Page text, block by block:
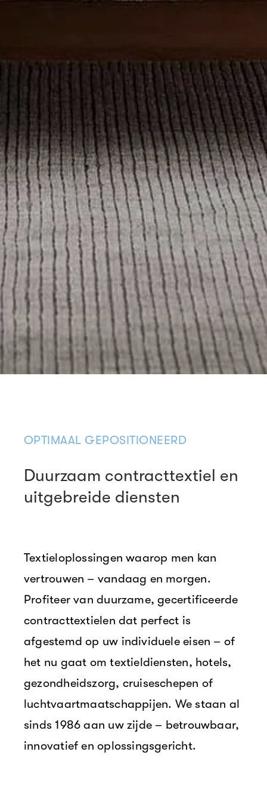
OPTIMAAL GEPOSITIONEERD
Duurzaam contracttextiel en
uitgebreide diensten
Textieloplossingen waarop men kan
vertrouwen – vandaag en morgen.
Profiteer van duurzame, gecertificeerde
contracttextielen dat perfect is
afgestemd op uw individuele eisen – of
het nu gaat om textieldiensten, hotels,
gezondheidszorg, cruiseschepen of
luchtvaartmaatschappijen. We staan al
sinds 1986 aan uw zijde – betrouwbaar,
innovatief en oplossingsgericht.